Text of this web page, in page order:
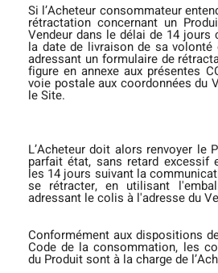
Si l’Acheteur consommateur
rétractation concernant un
Vendeur dans le délai de 14 jours
la date de livraison de sa
adressant un formulaire de
figure en annexe aux présentes
voie postale aux coordonnées du
le Site.
L’Acheteur doit alors renvoyer le
parfait état, sans retard excessif
les 14 jours suivant la
se rétracter, en utilisant
adressant le colis à l'adresse du
Conformément aux dispositions
Code de la consommation, les
du Produit sont à la charge de